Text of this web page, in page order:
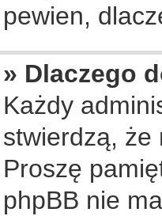
pewien,
» Dlaczego
Każdy
stwierdzą, że
Proszę
phpBB nie